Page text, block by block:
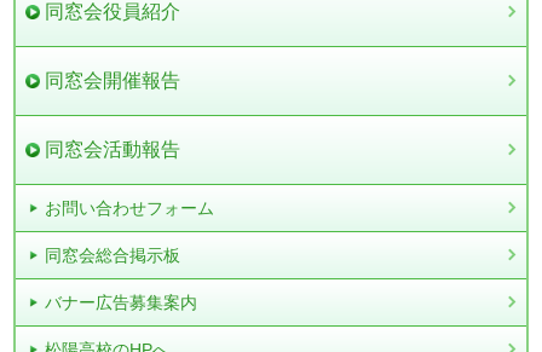
同窓会役員紹介
同窓会開催報告
同窓会活動報告
お問い合わせフォーム
同窓会総合掲示板
バナー広告募集案内